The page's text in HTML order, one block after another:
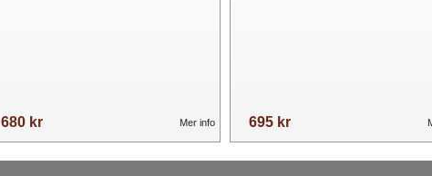
680 kr Mer info 695 kr